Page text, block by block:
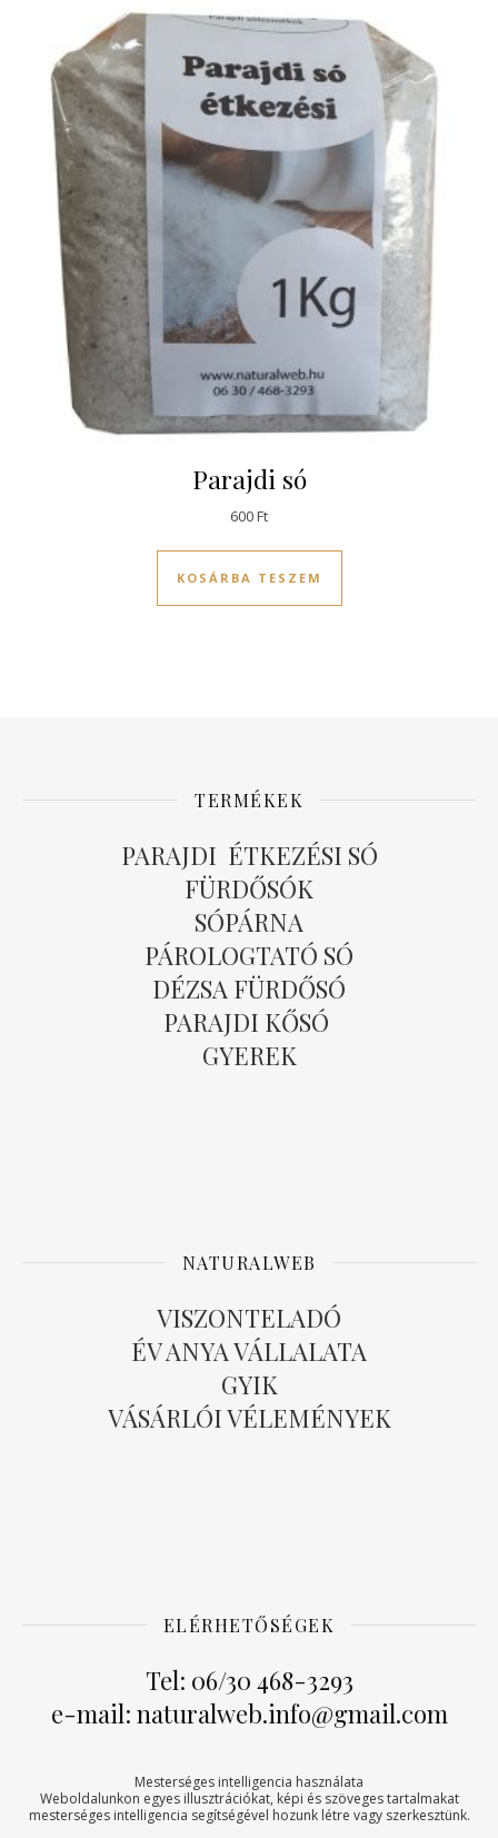
Parajdi só
600Ft
KOSÁRBA TESZEM
TERMÉKEK
PARAJDI ÉTKEZÉSI SÓ
FÜRDŐSÓK
SÓPÁRNA
PÁROLOGTATÓ SÓ
DÉZSA FÜRDŐSÓ
PARAJDI KŐSÓ
GYEREK
NATURALWEB
VISZONTELADÓ
ÉV ANYA VÁLLALATA
GYIK
VÁSÁRLÓI VÉLEMÉNYEK
ELÉRHETŐSÉGEK
Tel: 06/30 468-3293
e-mail: naturalweb.info@gmail.com
Mesterséges intelligencia használata
Weboldalunkon egyes illusztrációkat, képi és szöveges tartalmakat
mesterséges intelligencia segítségével hozunk létre vagy szerkesztünk.